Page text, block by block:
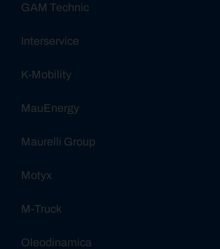
GAM Technic
Interservice
K-Mobility
MauEnergy
Maurelli Group
Motyx
M-Truck
Oleodinamica